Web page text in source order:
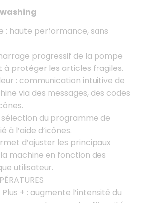
: haute performance, sans
progressif de la pompe
à protéger les articles fragiles.
: communication intuitive de
via des messages, des codes
sélection du programme de
à l’aide d’icônes.
d’ajuster les principaux
machine en fonction des
utilisateur.
Plus + : augmente l’intensité du